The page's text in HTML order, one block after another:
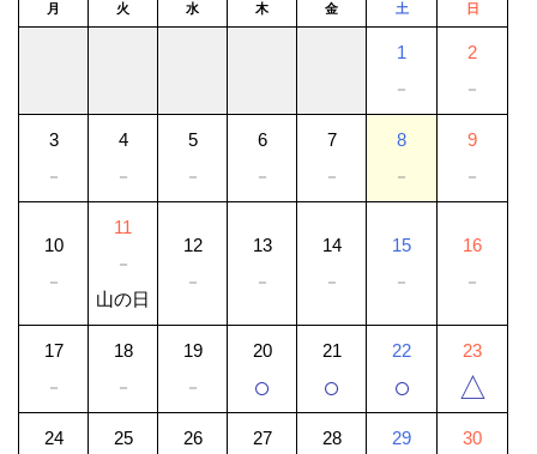
月 火 水 木 金 土 日
1
－
2
－
3
－
4
－
5
－
6
－
7
－
8
－
9
－
10
－
11
－
山の日
12
－
13
－
14
－
15
－
16
－
17
－
18
－
19
－
20
○
21
○
22
○
23
△
24 25 26 27 28 29 30